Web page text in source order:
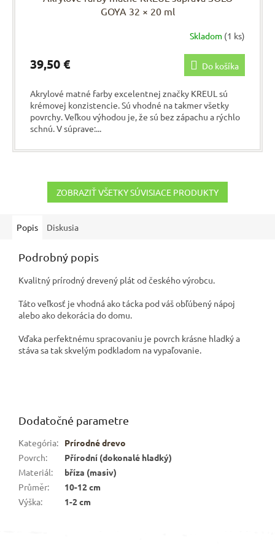
GOYA 32 × 20 ml
Skladom (1 ks)
39,50 € Do košíka
Akrylové matné farby excelentnej značky KREUL sú
krémovej konzistencie. Sú vhodné na takmer všetky
povrchy. Veľkou výhodou je, že sú bez zápachu a rýchlo
schnú. V súprave:...
ZOBRAZIŤ VŠETKY SÚVISIACE PRODUKTY
Popis Diskusia
Podrobný popis
Kvalitný prírodný drevený plát od českého výrobcu.
Táto veľkosť je vhodná ako tácka pod váš obľúbený nápoj
alebo ako dekorácia do domu.
Vďaka perfektnému spracovaniu je povrch krásne hladký a
stáva sa tak skvelým podkladom na vypaľovanie.
Dodatočné parametre
Kategória:
Prírodné drevo
Povrch:
Přírodní (dokonalé hladký)
Materiál:
bříza (masiv)
Průměr:
10-12 cm
Výška: 1-2 cm